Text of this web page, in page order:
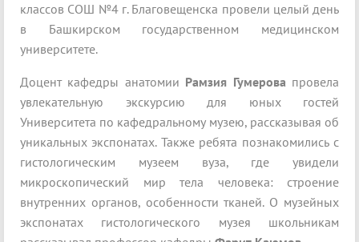
классов СОШ №4 г. Благовещенска провели целый день
в Башкирском государственном медицинском
университете.
Доцент кафедры анатомии Рамзия Гумерова провела
увлекательную экскурсию для юных гостей
Университета по кафедральному музею, рассказывая об
уникальных экспонатах. Также ребята познакомились с
гистологическим музеем вуза, где увидели
микроскопический мир тела человека: строение
внутренних органов, особенности тканей. О музейных
экспонатах гистологического музея школьникам